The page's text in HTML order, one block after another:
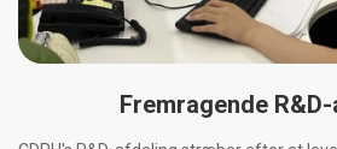
Fremragende